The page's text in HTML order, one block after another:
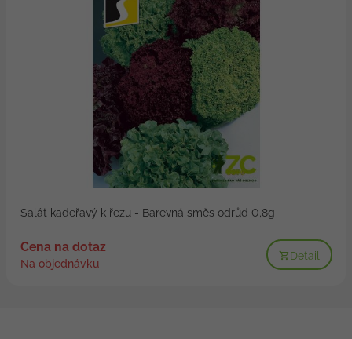
Salát kadeřavý k řezu - Barevná směs odrůd 0,8g
Cena na dotaz
Na objednávku
Detail